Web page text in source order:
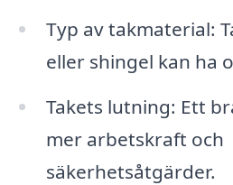
Typ av takmaterial:
eller shingel kan ha
Takets lutning: Ett
mer arbetskraft och
säkerhetsåtgärder.